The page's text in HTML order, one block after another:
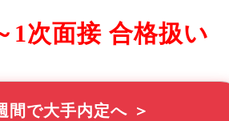
1次面接 合格扱い
間で大手内定へ ＞